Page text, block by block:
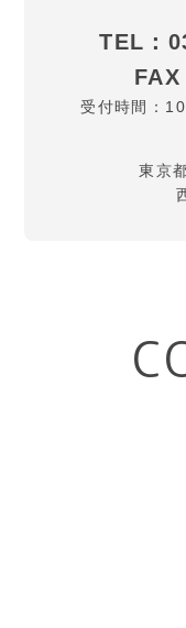
TEL：
受付時間：
東京